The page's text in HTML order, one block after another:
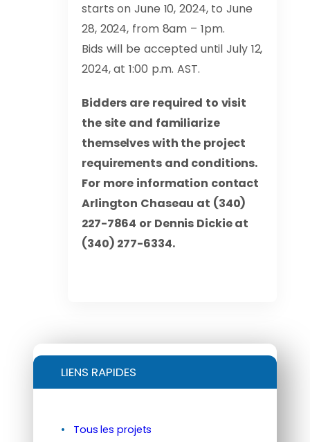
starts on June 10, 2024, to June
28, 2024, from 8am – 1pm.
Bids will be accepted until July 12,
2024, at 1:00 p.m. AST.
Bidders are required to visit
the site and familiarize
themselves with the project
requirements and conditions.
For more information contact
Arlington Chaseau at (340)
227-7864 or Dennis Dickie at
(340) 277-6334.
LIENS RAPIDES
Tous les projets